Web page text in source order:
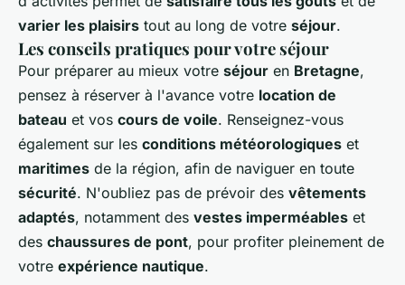
varier les plaisirs tout au long de votre séjour.
Les conseils pratiques pour votre séjour
Pour préparer au mieux votre séjour en Bretagne,
pensez à réserver à l'avance votre location de
bateau et vos cours de voile. Renseignez-vous
également sur les conditions météorologiques et
maritimes de la région, afin de naviguer en toute
sécurité. N'oubliez pas de prévoir des vêtements
adaptés, notamment des vestes imperméables et
des chaussures de pont, pour profiter pleinement de
votre expérience nautique.